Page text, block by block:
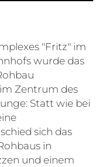
"Fritz" im
wurde das
Zentrum des
Statt wie bei
sich das
in
und einem